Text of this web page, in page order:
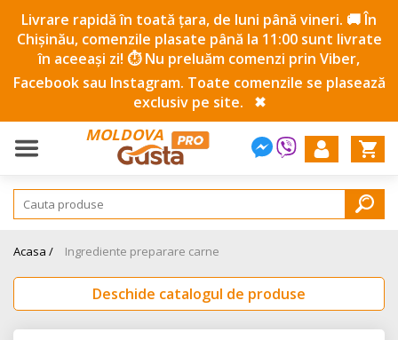
Livrare rapidă în toată țara, de luni până vineri. 🚚 În
Chișinău, comenzile plasate până la 11:00 sunt livrate
în aceeași zi! ⏱️ Nu preluăm comenzi prin Viber,
Facebook sau Instagram. Toate comenzile se plasează
exclusiv pe site.
✖
MOLDOVA
Acasa / Ingrediente preparare carne
Deschide catalogul de produse